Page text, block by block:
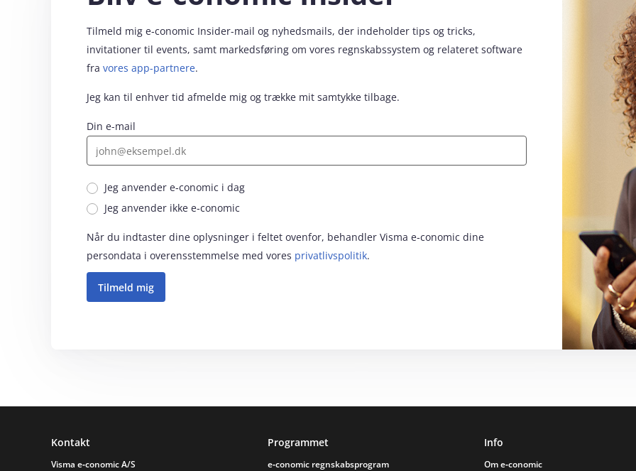
Tilmeld mig e‑conomic Insider-mail og nyhedsmails, der indeholder tips og tricks,
invitationer til events, samt markedsføring om vores regnskabssystem og relateret software
fra vores app-partnere.
Jeg kan til enhver tid afmelde mig og trække mit samtykke tilbage.
Din e-mail
Jeg anvender e‑conomic i dag
Jeg anvender ikke e‑conomic
Når du indtaster dine oplysninger i feltet ovenfor, behandler Visma e‑conomic dine
persondata i overensstemmelse med vores privatlivspolitik.
Sidefod
Kontakt
Visma e‑conomic A/S
Programmet
e‑conomic regnskabsprogram
Info
Om e‑conomic